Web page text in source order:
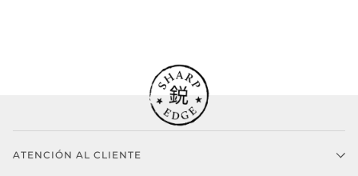
ATENCIÓN AL CLIENTE